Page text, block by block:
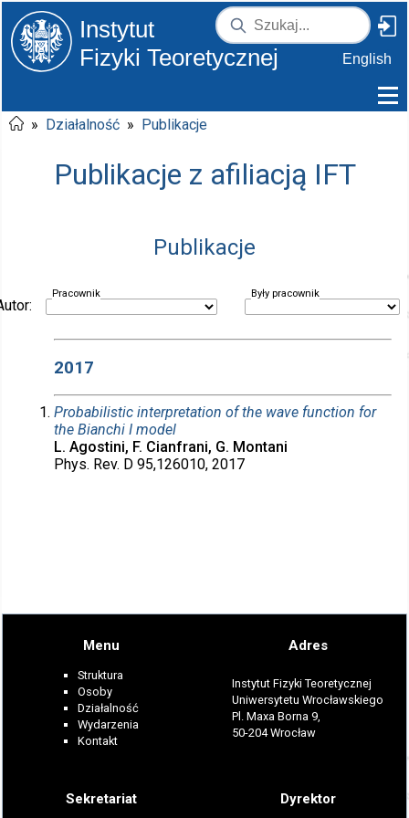
Instytut
Fizyki Teoretycznej
English
» Działalność » Publikacje
Publikacje z afiliacją IFT
Publikacje
Pracownik Były pracownik
2017
Probabilistic interpretation of the wave function for
the Bianchi I model
L. Agostini, F. Cianfrani, G. Montani
Phys. Rev. D 95,126010, 2017
Menu
Struktura
Osoby
Działalność
Wydarzenia
Kontakt
Adres
Instytut Fizyki Teoretycznej
Uniwersytetu Wrocławskiego
Pl. Maxa Borna 9,
50-204 Wrocław
Sekretariat Dyrektor